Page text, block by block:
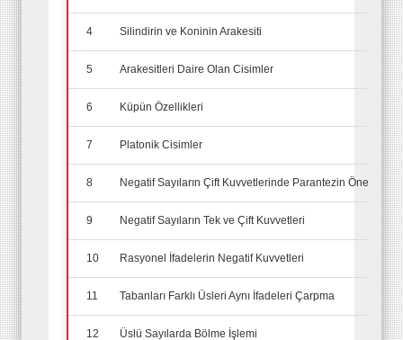
4 Silindirin ve Koninin Arakesiti
5 Arakesitleri Daire Olan Cisimler
6 Küpün Özellikleri
7 Platonik Cisimler
8 Negatif Sayıların Çift Kuvvetlerinde Parantezin Önemi
9 Negatif Sayıların Tek ve Çift Kuvvetleri
10 Rasyonel İfadelerin Negatif Kuvvetleri
11 Tabanları Farklı Üsleri Aynı İfadeleri Çarpma
12 Üslü Sayılarda Bölme İşlemi